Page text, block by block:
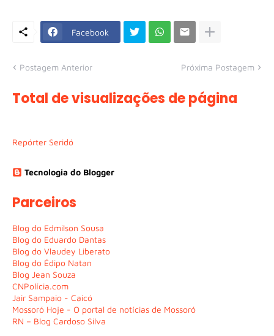
Facebook
Postagem Anterior Próxima Postagem
Total de visualizações de página
Repórter Seridó
Tecnologia do Blogger
Parceiros
Blog do Edmilson Sousa
Blog do Eduardo Dantas
Blog do Vlaudey Liberato
Blog do Édipo Natan
Blog Jean Souza
CNPolícia.com
Jair Sampaio - Caicó
Mossoró Hoje - O portal de notícias de Mossoró
RN – Blog Cardoso Silva